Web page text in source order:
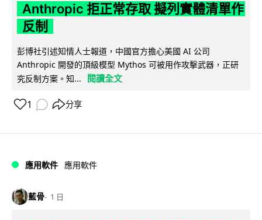
Anthropic 拒正常存取 擬列實體清單作
反制
彭博社引述知情人士報道，中國官方擔心美國 AI 公司
Anthropic 開發的頂級模型 Mythos 可被用作攻擊武器，正研
究反制方案。知...
閱讀全文
1 分享
應用軟件 應用軟件
藍骨 1 日